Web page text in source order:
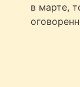
в марте,